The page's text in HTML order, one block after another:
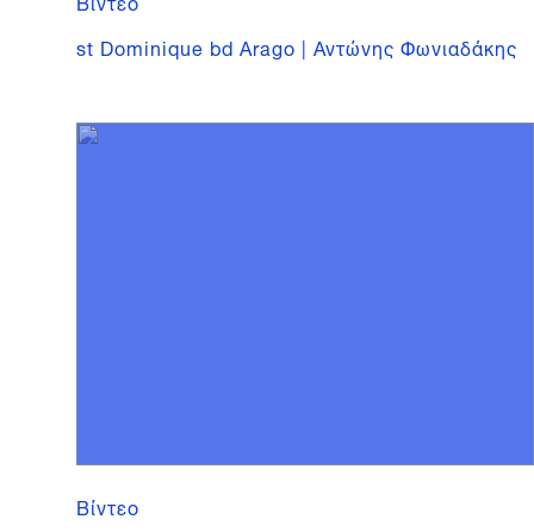
st Dominique bd Arago | Αντώνης Φωνιαδάκης
Βίντεο